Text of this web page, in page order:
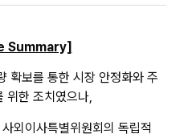
Summary]
확보를 통한 시장 안정화와 주
위한 조치였으나,
외이사특별위원회의 독립적